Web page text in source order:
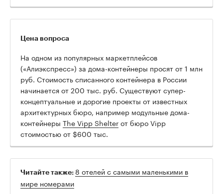
Цена вопроса
На одном из популярных маркетплейсов
(«Алиэкспресс») за дома-контейнеры просят от 1 млн
руб. Стоимость списанного контейнера в России
начинается от 200 тыс. руб. Существуют супер-
концептуальные и дорогие проекты от известных
архитектурных бюро, например модульные дома-
контейнеры The Vipp Shelterот бюро Vipp
стоимостью от $600 тыс.
Читайте также: 8 отелей с самыми маленькими в
мире номерами